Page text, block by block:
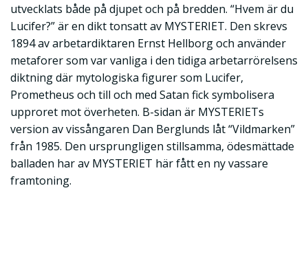
utvecklats både på djupet och på bredden. “Hvem är du
Lucifer?” är en dikt tonsatt av MYSTERIET. Den skrevs
1894 av arbetardiktaren Ernst Hellborg och använder
metaforer som var vanliga i den tidiga arbetarrörelsens
diktning där mytologiska figurer som Lucifer,
Prometheus och till och med Satan fick symbolisera
upproret mot överheten. B-sidan är MYSTERIETs
version av vissångaren Dan Berglunds låt “Vildmarken”
från 1985. Den ursprungligen stillsamma, ödesmättade
balladen har av MYSTERIET här fått en ny vassare
framtoning.